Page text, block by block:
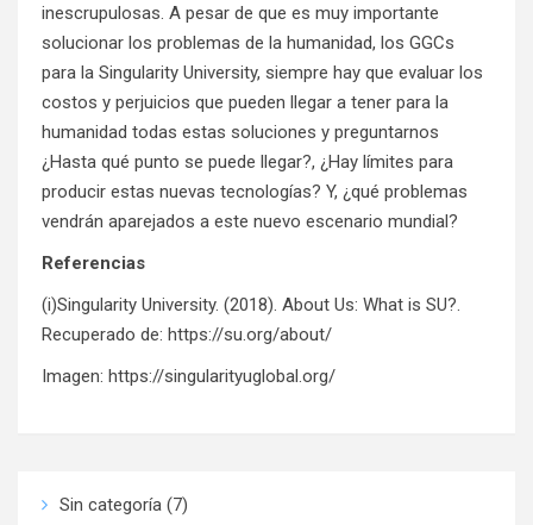
inescrupulosas. A pesar de que es muy importante
solucionar los problemas de la humanidad, los GGCs
para la Singularity University, siempre hay que evaluar los
costos y perjuicios que pueden llegar a tener para la
humanidad todas estas soluciones y preguntarnos
¿Hasta qué punto se puede llegar?, ¿Hay límites para
producir estas nuevas tecnologías? Y, ¿qué problemas
vendrán aparejados a este nuevo escenario mundial?
Referencias
(i)Singularity University. (2018). About Us: What is SU?.
Recuperado de: https://su.org/about/
Imagen: https://singularityuglobal.org/
Sin categoría (7)